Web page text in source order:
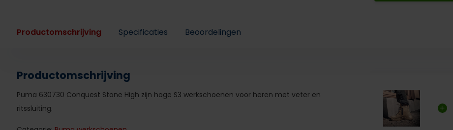
Productomschrijving Specificaties Beoordelingen
Productomschrijving
Puma 630730 Conquest Stone High zijn hoge S3 werkschoenen voor heren met veter en
ritssluiting.